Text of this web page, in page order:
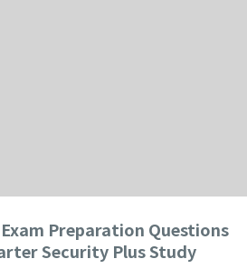
Preparation Questions
Security Plus Study